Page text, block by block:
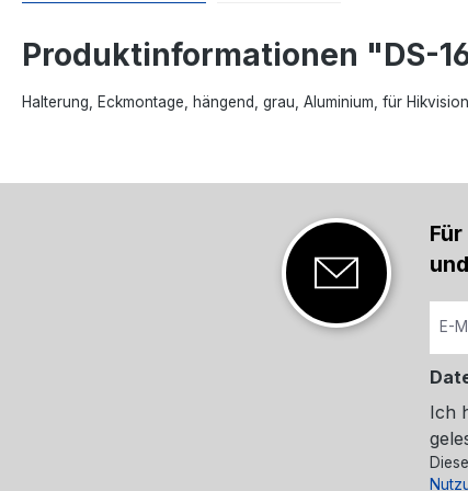
Produktinformationen "DS-
Halterung, Eckmontage, hängend, grau, Aluminium, für
Ich